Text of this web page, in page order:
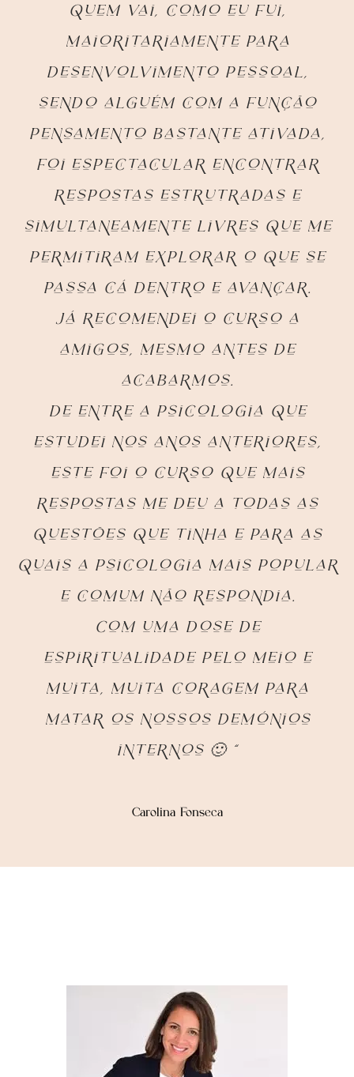
quem vai, como eu fui,
maioritariamente para
desenvolvimento pessoal,
sendo alguém com a função
pensamento bastante ativada,
foi espectacular encontrar
respostas estrutradas e
simultaneamente livres que me
permitiram explorar o que se
passa cá dentro e avançar.
Já recomendei o curso a
amigos, mesmo antes de
acabarmos.
De entre a psicologia que
estudei nos anos anteriores,
este foi o curso que mais
respostas me deu a todas as
questões que tinha e para as
quais a psicologia mais popular
e comum não respondia.
Com uma dose de
espiritualidade pelo meio e
muita, muita coragem para
matar os nossos demónios
internos 🙂 “
Carolina Fonseca